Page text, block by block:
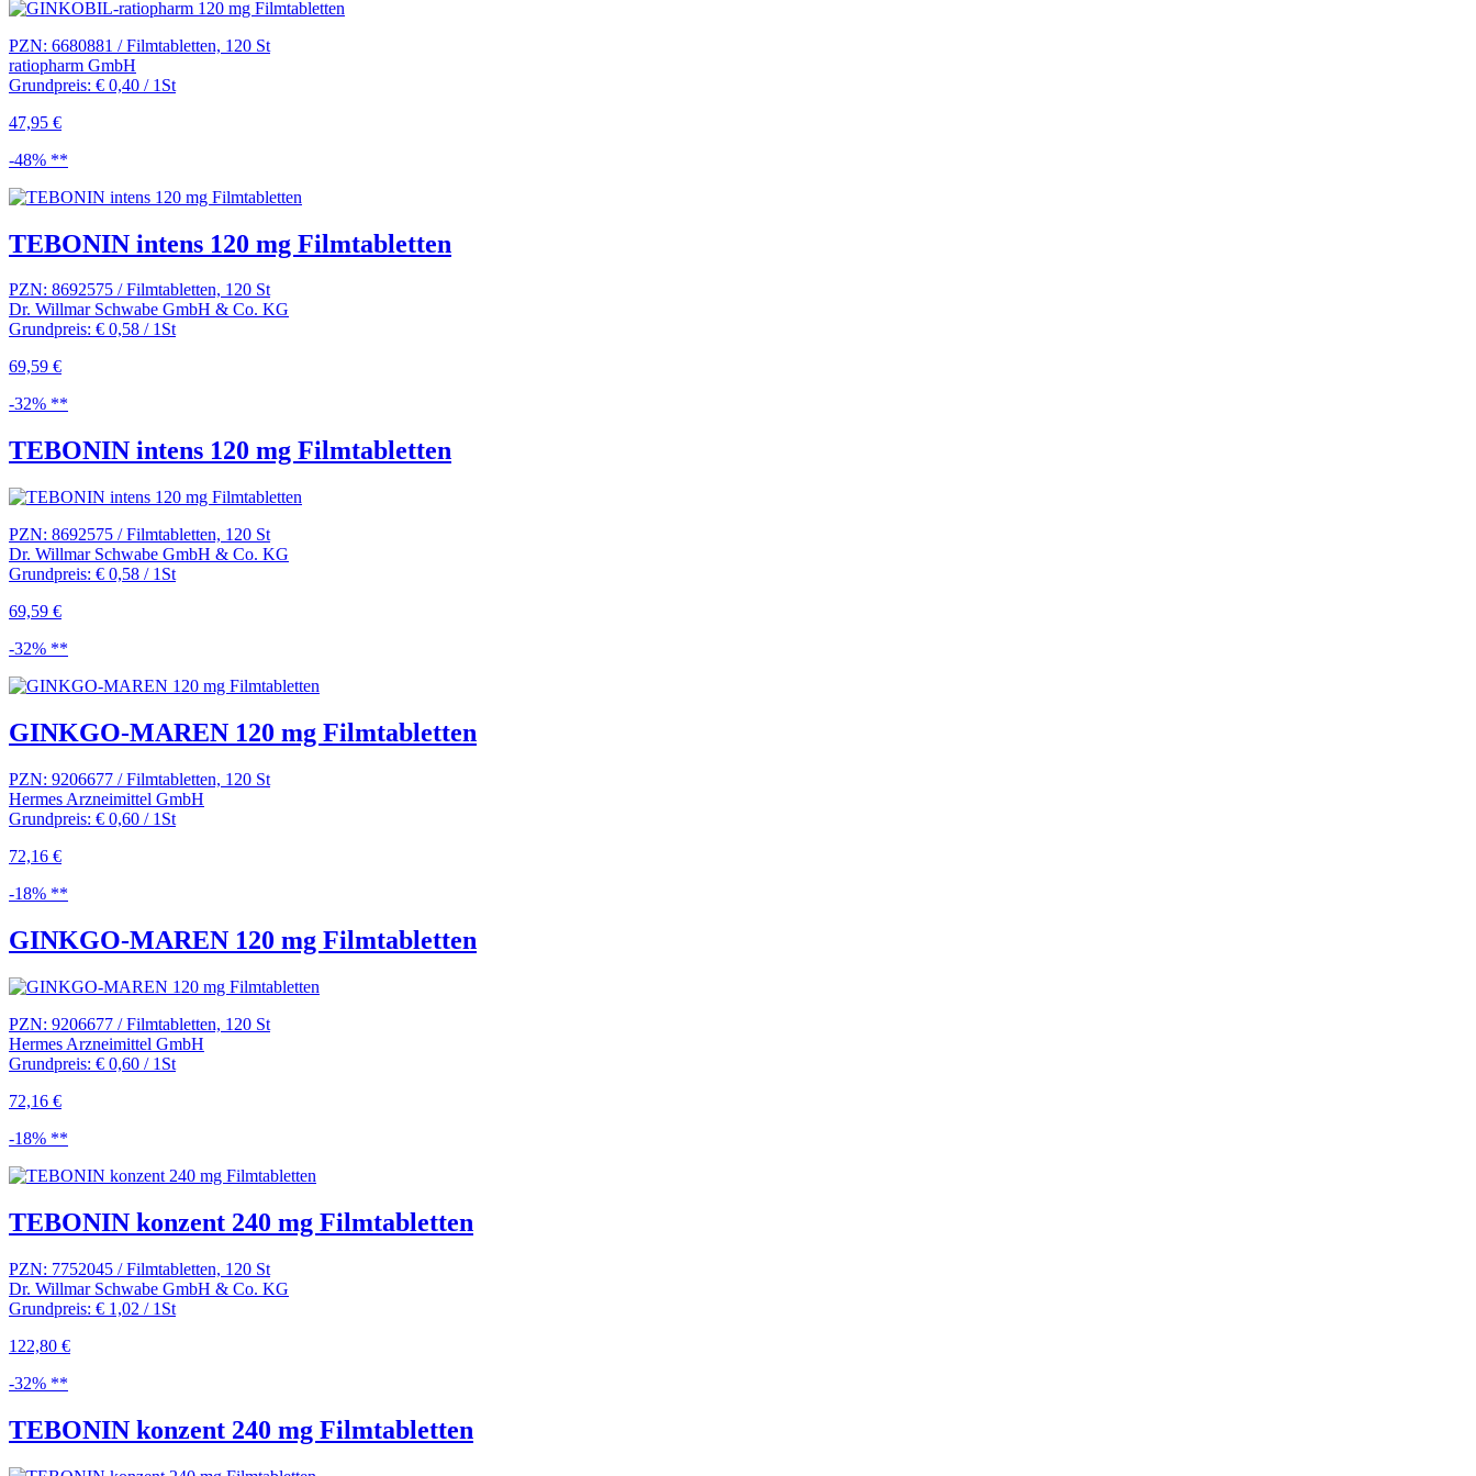
PZN: 6680881 / Filmtabletten, 120 St
ratiopharm GmbH
Grundpreis: € 0,40 / 1St
47,95 €
-48% **
TEBONIN intens 120 mg Filmtabletten
PZN: 8692575 / Filmtabletten, 120 St
Dr. Willmar Schwabe GmbH & Co. KG
Grundpreis: € 0,58 / 1St
69,59 €
-32% **
TEBONIN intens 120 mg Filmtabletten
PZN: 8692575 / Filmtabletten, 120 St
Dr. Willmar Schwabe GmbH & Co. KG
Grundpreis: € 0,58 / 1St
69,59 €
-32% **
GINKGO-MAREN 120 mg Filmtabletten
PZN: 9206677 / Filmtabletten, 120 St
Hermes Arzneimittel GmbH
Grundpreis: € 0,60 / 1St
72,16 €
-18% **
GINKGO-MAREN 120 mg Filmtabletten
PZN: 9206677 / Filmtabletten, 120 St
Hermes Arzneimittel GmbH
Grundpreis: € 0,60 / 1St
72,16 €
-18% **
TEBONIN konzent 240 mg Filmtabletten
PZN: 7752045 / Filmtabletten, 120 St
Dr. Willmar Schwabe GmbH & Co. KG
Grundpreis: € 1,02 / 1St
122,80 €
-32% **
TEBONIN konzent 240 mg Filmtabletten